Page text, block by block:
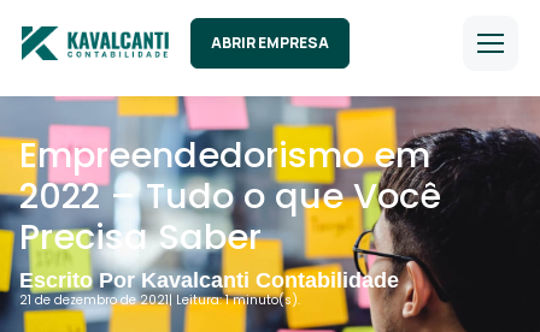
ABRIR EMPRESA
Empreendedorismo em
2022 – Tudo o que Você
Precisa Saber
Escrito Por Kavalcanti Contabilidade
21 de dezembro de 2021| Leitura: 1 minuto(s).